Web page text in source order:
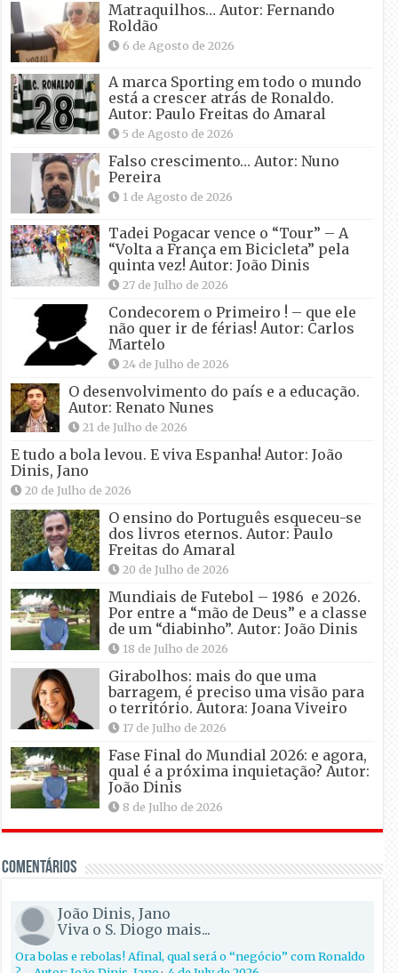
Matraquilhos… Autor: Fernando
Roldão
6 de Agosto de 2026
A marca Sporting em todo o mundo
está a crescer atrás de Ronaldo.
Autor: Paulo Freitas do Amaral
5 de Agosto de 2026
Falso crescimento… Autor: Nuno
Pereira
1 de Agosto de 2026
Tadei Pogacar vence o “Tour” – A
“Volta a França em Bicicleta” pela
quinta vez! Autor: João Dinis
27 de Julho de 2026
Condecorem o Primeiro ! – que ele
não quer ir de férias! Autor: Carlos
Martelo
24 de Julho de 2026
O desenvolvimento do país e a educação.
Autor: Renato Nunes
21 de Julho de 2026
E tudo a bola levou. E viva Espanha! Autor: João
Dinis, Jano
20 de Julho de 2026
O ensino do Português esqueceu-se
dos livros eternos. Autor: Paulo
Freitas do Amaral
20 de Julho de 2026
Mundiais de Futebol – 1986 e 2026.
Por entre a “mão de Deus” e a classe
de um “diabinho”. Autor: João Dinis
18 de Julho de 2026
Girabolhos: mais do que uma
barragem, é preciso uma visão para
o território. Autora: Joana Viveiro
17 de Julho de 2026
Fase Final do Mundial 2026: e agora,
qual é a próxima inquietação? Autor:
João Dinis
8 de Julho de 2026
Comentários
João Dinis, Jano
Viva o S. Diogo mais...
Ora bolas e rebolas! Afinal, qual será o “negócio” com Ronaldo